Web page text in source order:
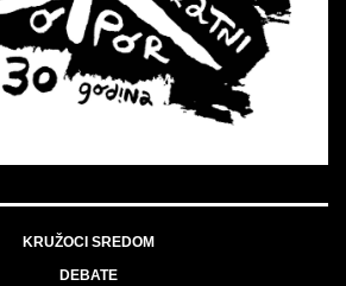
KRUŽOCI SREDOM
DEBATE